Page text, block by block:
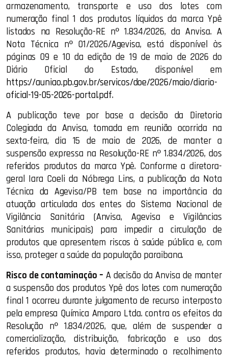
armazenamento, transporte e uso dos lotes com
numeração final 1 dos produtos líquidos da marca Ypê
listados na Resolução-RE nº 1.834/2026, da Anvisa. A
Nota Técnica nº 01/2026/Agevisa, está disponível às
páginas 09 e 10 da edição de 19 de maio de 2026 do
Diário Oficial do Estado, disponível em
https://auniao.pb.gov.br/servicos/doe/2026/maio/diario-
oficial-19-05-2026-portal.pdf.
A publicação teve por base a decisão da Diretoria
Colegiada da Anvisa, tomada em reunião ocorrida na
sexta-feira, dia 15 de maio de 2026, de manter a
suspensão expressa na Resolução-RE nº 1.834/2026, dos
referidos produtos da marca Ypê. Conforme a diretora-
geral Iara Coeli da Nóbrega Lins, a publicação da Nota
Técnica da Agevisa/PB tem base na importância da
atuação articulada dos entes do Sistema Nacional de
Vigilância Sanitária (Anvisa, Agevisa e Vigilâncias
Sanitárias municipais) para impedir a circulação de
produtos que apresentem riscos à saúde pública e, com
isso, proteger a saúde da população paraibana.
Risco de contaminação – A decisão da Anvisa de manter
a suspensão dos produtos Ypê dos lotes com numeração
final 1 ocorreu durante julgamento de recurso interposto
pela empresa Química Amparo Ltda. contra os efeitos da
Resolução nº 1.834/2026, que, além de suspender a
comercialização, distribuição, fabricação e uso dos
referidos produtos, havia determinado o recolhimento